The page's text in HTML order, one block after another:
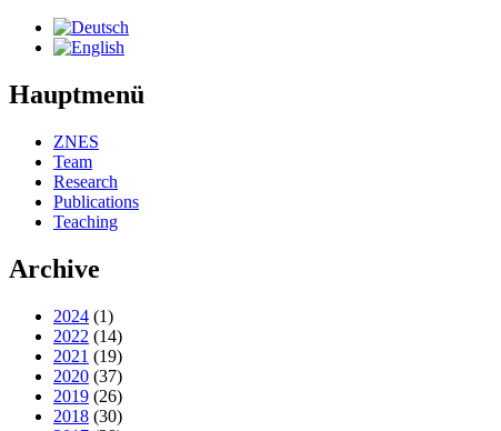
Hauptmenü
ZNES
Team
Research
Publications
Teaching
Archive
2024 (1)
2022 (14)
2021 (19)
2020 (37)
2019 (26)
2018 (30)